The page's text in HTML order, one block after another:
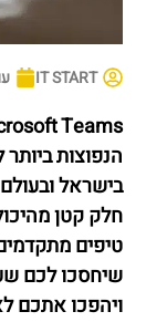
IT START
הנפוצות
בישראל
טיפים
שיחסכו לכם
ויהפכו אתכם